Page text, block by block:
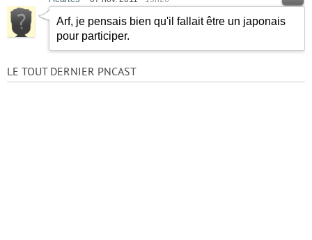
Arf, je pensais bien qu'il fallait être un japonais
pour participer.
LE TOUT DERNIER PNCAST